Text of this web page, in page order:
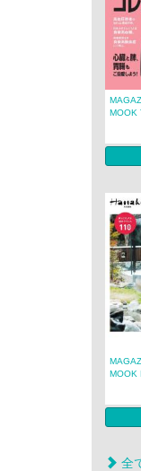
MOOK
MOOK
全